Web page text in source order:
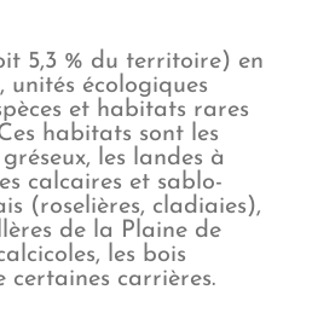
5,3 % du territoire) en
unités écologiques
et habitats rares
habitats sont les
les landes à
calcaires et sablo-
(roselières, cladiaies),
de la Plaine de
les bois
certaines carrières.